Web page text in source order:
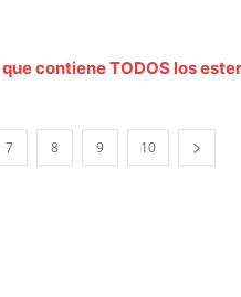
contiene TODOS los
7 8 9 10